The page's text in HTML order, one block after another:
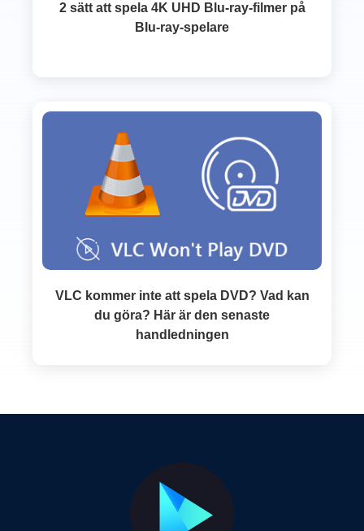
2 sätt att spela 4K UHD Blu-ray-filmer på
Blu-ray-spelare
VLC kommer inte att spela DVD? Vad kan
du göra? Här är den senaste
handledningen